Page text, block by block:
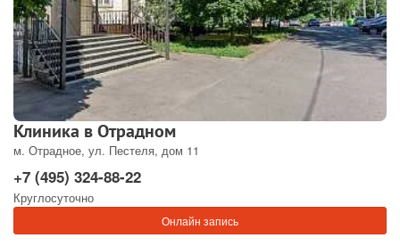
Клиника в Отрадном
м. Отрадное, ул. Пестеля, дом 11
+7 (495) 324-88-22
Круглосуточно
Онлайн запись